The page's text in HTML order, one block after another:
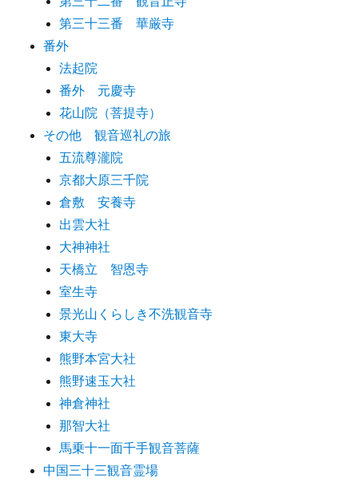
第三十三番 華厳寺
番外
法起院
番外 元慶寺
花山院（菩提寺）
その他 観音巡礼の旅
五流尊瀧院
京都大原三千院
倉敷 安養寺
出雲大社
大神神社
天橋立 智恩寺
室生寺
景光山くらしき不洗観音寺
東大寺
熊野本宮大社
熊野速玉大社
神倉神社
那智大社
馬乗十一面千手観音菩薩
中国三十三観音霊場